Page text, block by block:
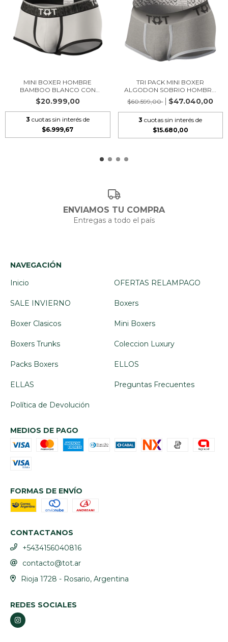
MINI BOXER HOMBRE
BAMBOO BLANCO CON
NEGR...
$20.999,00
3 cuotas sin interés de
$6.999,67
TRI PACK MINI BOXER
ALGODON SOBRIO HOMBR...
$60.599,00
$47.040,00
3 cuotas sin interés de
$15.680,00
ENVIAMOS TU COMPRA
Entregas a todo el país
NAVEGACIÓN
Inicio
OFERTAS RELAMPAGO
SALE INVIERNO Boxers
Boxer Clasicos Mini Boxers
Boxers Trunks Coleccion Luxury
Packs Boxers ELLOS
ELLAS Preguntas Frecuentes
Política de Devolución
MEDIOS DE PAGO
FORMAS DE ENVÍO
CONTACTANOS
+5434156040816
contacto@tot.ar
Rioja 1728 - Rosario, Argentina
REDES SOCIALES